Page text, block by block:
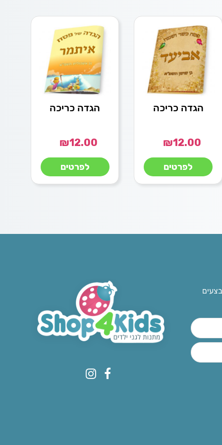
הגדה כריכה
₪12.00
לפרטים
הגדה כריכה
₪12.00
לפרטים